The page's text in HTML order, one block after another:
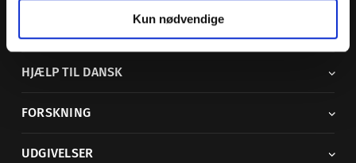
Kun nødvendige
HJÆLP TIL DANSK
FORSKNING
UDGIVELSER